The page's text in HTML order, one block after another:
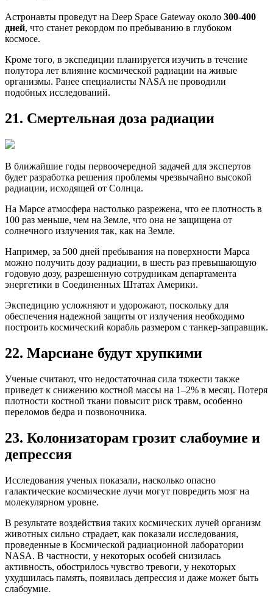
Астронавты проведут на Deep Space Gateway около 300-400
дней, что станет рекордом по пребыванию в глубоком
космосе.
Кроме того, в экспедиции планируется изучить в течение
полутора лет влияние космической радиации на живые
организмы. Ранее специалисты NASA не проводили
подобных исследований.
21. Смертельная доза радиации
В ближайшие годы первоочередной задачей для экспертов
будет разработка решения проблемы чрезвычайно высокой
радиации, исходящей от Солнца.
На Марсе атмосфера настолько разрежена, что ее плотность в
100 раз меньше, чем на Земле, что она не защищена от
солнечного излучения так, как на Земле.
Например, за 500 дней пребывания на поверхности Марса
можно получить дозу радиации, в шесть раз превышающую
годовую дозу, разрешенную сотрудникам департамента
энергетики в Соединенных Штатах Америки.
Экспедицию усложняют и удорожают, поскольку для
обеспечения надежной защиты от излучения необходимо
построить космический корабль размером с танкер-заправщик.
22. Марсиане будут хрупкими
Ученые считают, что недостаточная сила тяжести также
приведет к снижению костной массы на 1–2% в месяц. Потеря
плотности костной ткани повысит риск травм, особенно
переломов бедра и позвоночника.
23. Колонизаторам грозит слабоумие и
депрессия
Исследования ученых показали, насколько опасно
галактические космические лучи могут повредить мозг на
молекулярном уровне.
В результате воздействия таких космических лучей организм
животных сильно страдает, как показали исследования,
проведенные в Космической радиационной лаборатории
NASA. В частности, у некоторых особей снизилась
активность, обострилось чувство тревоги, у некоторых
ухудшилась память, появилась депрессия и даже может быть
слабоумие.